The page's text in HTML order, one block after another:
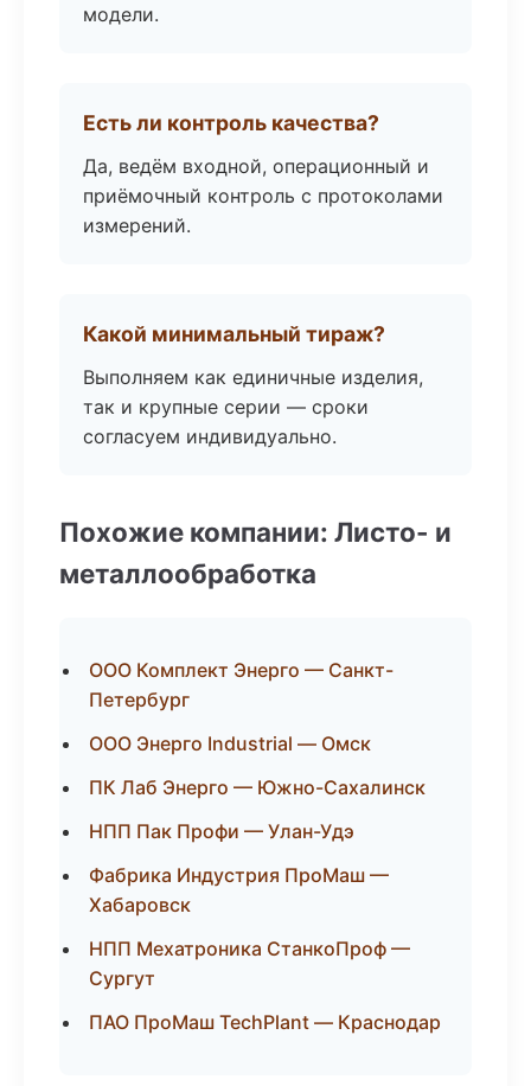
модели.
Есть ли контроль качества?
Да, ведём входной, операционный и
приёмочный контроль с протоколами
измерений.
Какой минимальный тираж?
Выполняем как единичные изделия,
так и крупные серии — сроки
согласуем индивидуально.
Похожие компании: Листо- и
металлообработка
ООО Комплект Энерго — Санкт-
Петербург
ООО Энерго Industrial — Омск
ПК Лаб Энерго — Южно-Сахалинск
НПП Пак Профи — Улан-Удэ
Фабрика Индустрия ПроМаш —
Хабаровск
НПП Мехатроника СтанкоПроф —
Сургут
ПАО ПроМаш TechPlant — Краснодар